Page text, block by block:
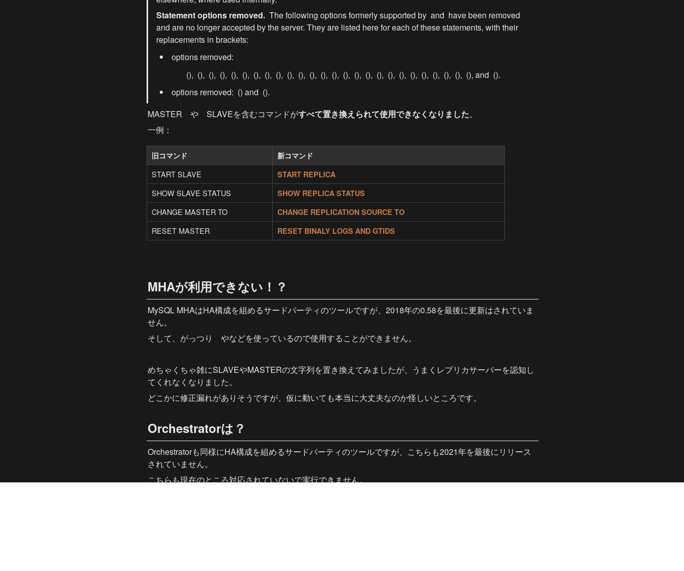
Statement options removed. The following options formerly supported by and have been removed
and are no longer accepted by the server. They are listed here for each of these statements, with their
replacements in brackets:
options removed:
(), (), (), (), (), (), (), (), (), (), (), (), (), (), (), (), (), (), (), (), (), (), (), (), (), (), and ().
options removed: () and ().
MASTER　や　SLAVEを含むコマンドがすべて置き換えられて使用できなくなりました。
一例：
旧コマンド 新コマンド
START SLAVE START REPLICA
SHOW SLAVE STATUS SHOW REPLICA STATUS
CHANGE MASTER TO CHANGE REPLICATION SOURCE TO
RESET MASTER RESET BINALY LOGS AND GTIDS
MHAが利用できない！？
MySQL MHAはHA構成を組めるサードパーティのツールですが、2018年の0.58を最後に更新はされていま
せん。
そして、がっつり
やなどを使っているので使用することができません。
めちゃくちゃ雑にSLAVEやMASTERの文字列を置き換えてみましたが、うまくレプリカサーバーを認知し
てくれなくなりました。
どこかに修正漏れがありそうですが、仮に動いても本当に大丈夫なのか怪しいところです。
Orchestratorは？
Orchestratorも同様にHA構成を組めるサードパーティのツールですが、こちらも2021年を最後にリリース
されていません。
こちらも現在のところ対応されていないで実行できません。